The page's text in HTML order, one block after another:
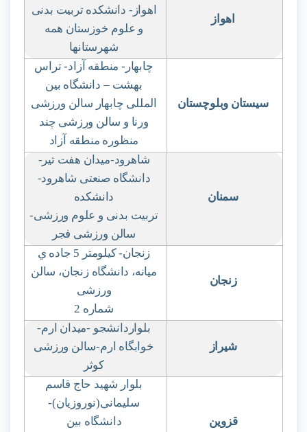
اهواز
اهواز- دانشکده تربیت بدنی
و علوم خوزستان همه
شهرستانها
سیستان وبلوچستان
چابهار- منطقه آزاد- تراس
بهشت– دانشگاه بین
المللی چابهار سالن ورزشی
ورنا و سالن ورزشی چند
منظوره منطقه آزاد
سمنان
شاهرود-میدان هفت تیر-
دانشگاه صنعتی شاهرود-
دانشکده
تربیت بدنی و علوم ورزشی-
سالن ورزشی فجر
زنجان
زنجان- کیلومتر 5 جاده ي
میانه، دانشگاه زنجان، سالن
ورزشی
شماره 2
شیراز
بلواردانشجو -میدان ارم-
خوابگاه ارم-سالن ورزشی
کوثر
قزوین
بلوار شهید حاج قاسم
سلیمانی(نوروزیان)-
دانشگاه بین